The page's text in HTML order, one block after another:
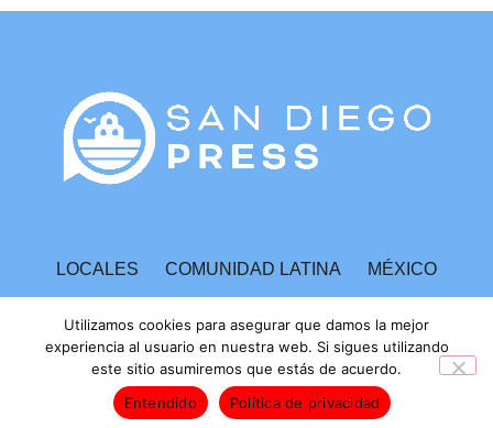
LOCALES COMUNIDAD LATINA MÉXICO
ESPECTÁCULOS TECNOLOGÍA ECONOMÍA
INVESTIGACIONES
Derechos Reservados © 2025
Utilizamos cookies para asegurar que damos la mejor
experiencia al usuario en nuestra web. Si sigues utilizando
este sitio asumiremos que estás de acuerdo.
Entendido
Política de privacidad